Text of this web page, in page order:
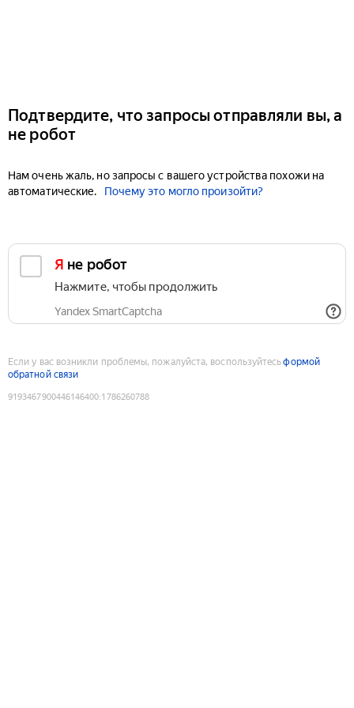
Подтвердите, что запросы отправляли вы, а
не робот
Нам очень жаль, но запросы с вашего устройства похожи на
автоматические.
Почему это могло произойти?
Я не робот
Нажмите, чтобы продолжить
Yandex SmartCaptcha
Если у вас возникли проблемы, пожалуйста, воспользуйтесьформой
обратной связи
9193467900446146400:1786260788